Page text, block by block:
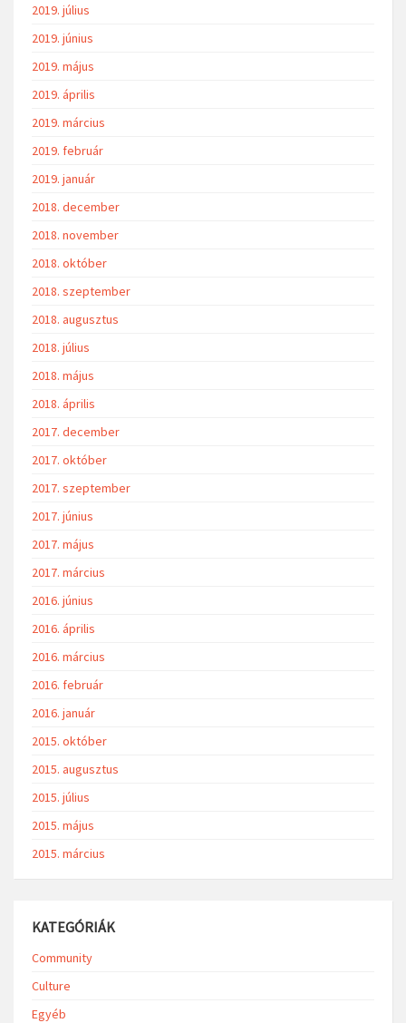
2019. július
2019. június
2019. május
2019. április
2019. március
2019. február
2019. január
2018. december
2018. november
2018. október
2018. szeptember
2018. augusztus
2018. július
2018. május
2018. április
2017. december
2017. október
2017. szeptember
2017. június
2017. május
2017. március
2016. június
2016. április
2016. március
2016. február
2016. január
2015. október
2015. augusztus
2015. július
2015. május
2015. március
KATEGÓRIÁK
Community
Culture
Egyéb